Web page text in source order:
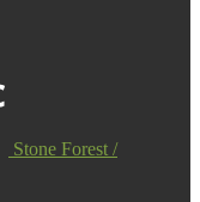
Stone Forest /